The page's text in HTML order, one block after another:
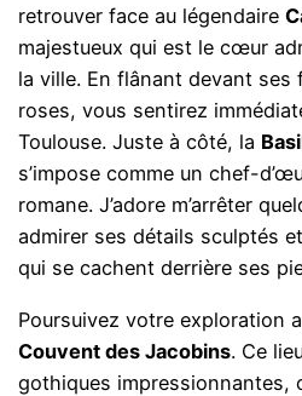
retrouver face au légendaire
majestueux qui est le cœur
la ville. En flânant devant ses
roses, vous sentirez
Toulouse. Juste à côté, la
s’impose comme un chef-
romane. J’adore m’arrêter
admirer ses détails sculptés
qui se cachent derrière ses
Poursuivez votre exploration
Couvent des Jacobins. Ce
gothiques impressionnantes,